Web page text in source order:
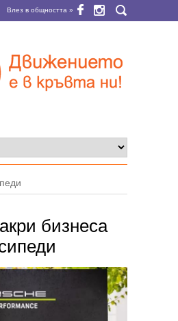
Влез в общността »
бизнеса